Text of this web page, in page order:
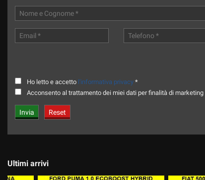
Ho letto e accetto l'informativa privacy *
Acconsento al trattamento dei miei dati per finalità di marketing
Ultimi arrivi